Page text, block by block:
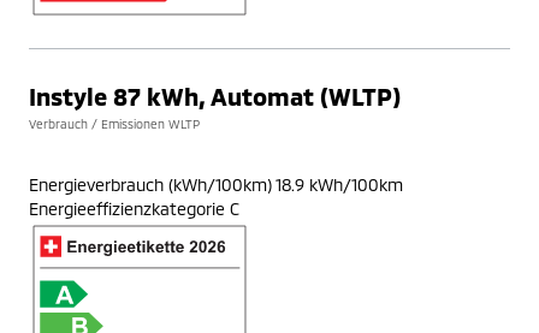
Instyle 87 kWh, Automat (WLTP)
Verbrauch / Emissionen WLTP
Energieverbrauch (kWh/100km) 18.9 kWh/100km
Energieeffizienzkategorie C